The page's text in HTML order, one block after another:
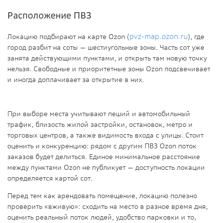
Расположение ПВЗ
Локацию подбирают на карте Ozon (pvz-map.ozon.ru), где
город разбит на соты — шестиугольные зоны. Часть сот уже
занята действующими пунктами, и открыть там новую точку
нельзя. Свободные и приоритетные зоны Ozon подсвечивает
и иногда доплачивает за открытие в них.
При выборе места учитывают пеший и автомобильный
трафик, близость жилой застройки, остановок, метро и
торговых центров, а также видимость входа с улицы. Стоит
оценить и конкуренцию: рядом с другим ПВЗ Ozon поток
заказов будет делиться. Единое минимальное расстояние
между пунктами Ozon не публикует — доступность локации
определяется картой сот.
Перед тем как арендовать помещение, локацию полезно
проверить «вживую»: сходить на место в разное время дня,
оценить реальный поток людей, удобство парковки и то,